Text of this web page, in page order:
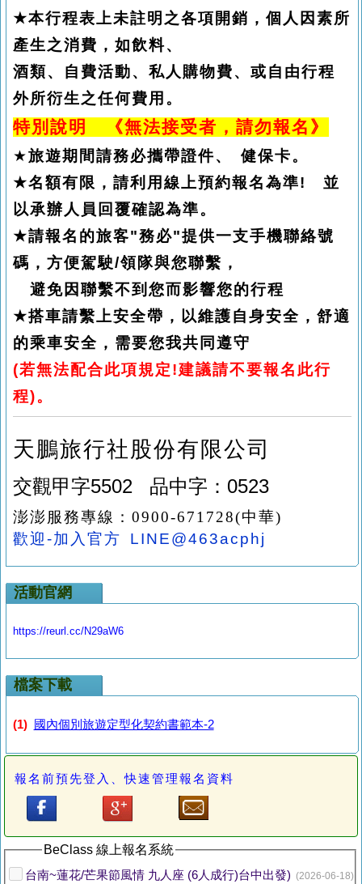
★本行程表上未註明之各項開銷，個人因素所
產生之消費，如飲料、
酒類、自費活動、私人購物費、或自由行程
外所衍生之任何費用。
特別說明 《無法接受者，請勿報名》
★旅遊期間請務必攜帶證件、
健保卡。
★名額有限，請利用線上預約報名為準!並
以承辦人員回覆確認為準。
★請報名的旅客"務必"提供一支手機聯絡號
碼，方便駕駛/領隊與您聯繫，
避免因聯繫不到您而影響您的行程
★搭車請繫上安全帶，以維護自身安全，舒適
的乘車安全，需要您我共同遵守
(若無法配合此項規定!建議請不要報名此行
程)。
天鵬旅行社 股份有限公司
交觀甲字5502 品中字：0523
澎澎服務專線： 0900-671728(中華)
歡迎-加入官方 LINE@463acphj
活動官網
https://reurl.cc/N29aW6
檔案下載
(1) 國內個別旅遊定型化契約書範本-2
報名前預先登入、快速管理報名資料
BeClass 線上報名系統
台南~蓮花/芒果節風情 九人座 (6人成行)台中出發) (2026-06-18)